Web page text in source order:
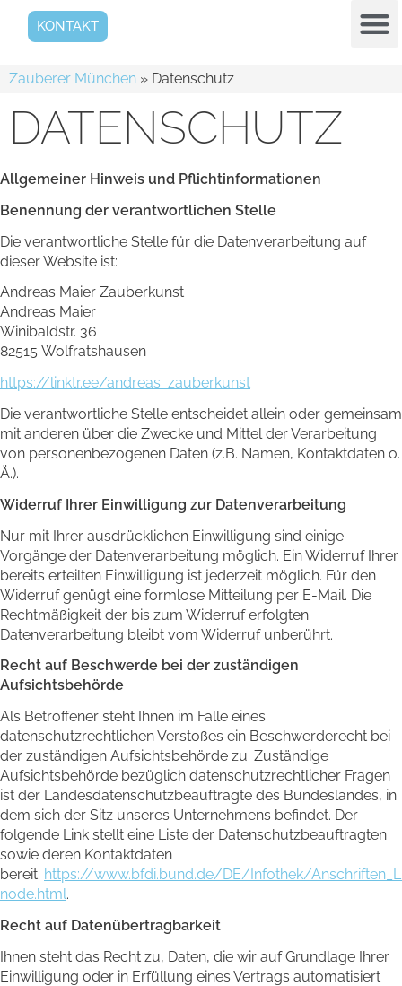
KONTAKT
Zauberer München » Datenschutz
DATENSCHUTZ
Allgemeiner Hinweis und Pflichtinformationen
Benennung der verantwortlichen Stelle
Die verantwortliche Stelle für die Datenverarbeitung auf
dieser Website ist:
Andreas Maier Zauberkunst
Andreas Maier
Winibaldstr. 36
82515 Wolfratshausen
https://linktr.ee/andreas_zauberkunst
Die verantwortliche Stelle entscheidet allein oder gemeinsam
mit anderen über die Zwecke und Mittel der Verarbeitung
von personenbezogenen Daten (z.B. Namen, Kontaktdaten o.
Ä.).
Widerruf Ihrer Einwilligung zur Datenverarbeitung
Nur mit Ihrer ausdrücklichen Einwilligung sind einige
Vorgänge der Datenverarbeitung möglich. Ein Widerruf Ihrer
bereits erteilten Einwilligung ist jederzeit möglich. Für den
Widerruf genügt eine formlose Mitteilung per E-Mail. Die
Rechtmäßigkeit der bis zum Widerruf erfolgten
Datenverarbeitung bleibt vom Widerruf unberührt.
Recht auf Beschwerde bei der zuständigen
Aufsichtsbehörde
Als Betroffener steht Ihnen im Falle eines
datenschutzrechtlichen Verstoßes ein Beschwerderecht bei
der zuständigen Aufsichtsbehörde zu. Zuständige
Aufsichtsbehörde bezüglich datenschutzrechtlicher Fragen
ist der Landesdatenschutzbeauftragte des Bundeslandes, in
dem sich der Sitz unseres Unternehmens befindet. Der
folgende Link stellt eine Liste der Datenschutzbeauftragten
sowie deren Kontaktdaten
bereit: https://www.bfdi.bund.de/DE/Infothek/
node.html.
Recht auf Datenübertragbarkeit
Ihnen steht das Recht zu, Daten, die wir auf Grundlage Ihrer
Einwilligung oder in Erfüllung eines Vertrags automatisiert